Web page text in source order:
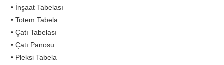
• İnşaat Tabelası
• Totem Tabela
• Çatı Tabelası
• Çatı Panosu
• Pleksi Tabela